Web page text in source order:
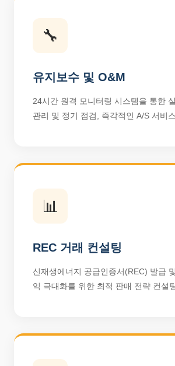
🔧
유지보수 및 O&M
24시간 원격 모니터링 시스템을 통한
관리 및 정기 점검, 즉각적인 A/S 서비스.
📊
REC 거래 컨설팅
신재생에너지 공급인증서(REC) 발급
익 극대화를 위한 최적 판매 전략 컨설